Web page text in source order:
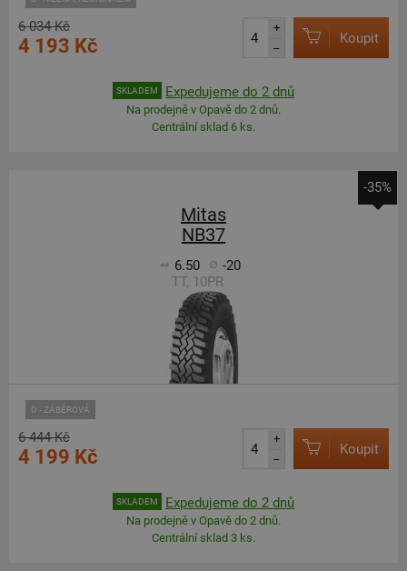
6 034 Kč
4 193 Kč
+
–
Koupit
SKLADEM Expedujeme do 2 dnů
Na prodejně v Opavě do 2 dnů.
Centrální sklad 6 ks.
-35%
Mitas
NB37
6.50
-20
TT, 10PR
D - ZÁBĚROVÁ
6 444 Kč
4 199 Kč
+
–
Koupit
SKLADEM Expedujeme do 2 dnů
Na prodejně v Opavě do 2 dnů.
Centrální sklad 3 ks.